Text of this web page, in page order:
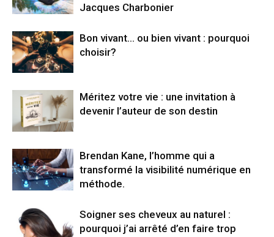
Jacques Charbonier
Bon vivant… ou bien vivant : pourquoi
choisir?
Méritez votre vie : une invitation à
devenir l’auteur de son destin
Brendan Kane, l’homme qui a
transformé la visibilité numérique en
méthode.
Soigner ses cheveux au naturel :
pourquoi j’ai arrêté d’en faire trop